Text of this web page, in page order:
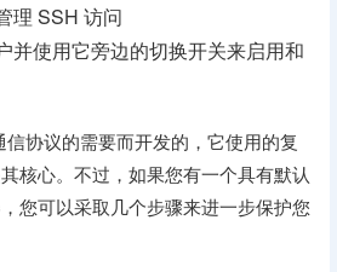
理 SSH 访问
并使用它旁边的切换开关来启用和
协议的需要而开发的，它使用的复
核心。不过，如果您有一个具有默认
您可以采取几个步骤来进一步保护您